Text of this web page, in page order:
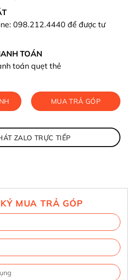
098.212.4440 để được tư
TOÁN
toán quẹt thẻ
MUA TRẢ GÓP
ZALO TRỰC TIẾP
MUA TRẢ GÓP